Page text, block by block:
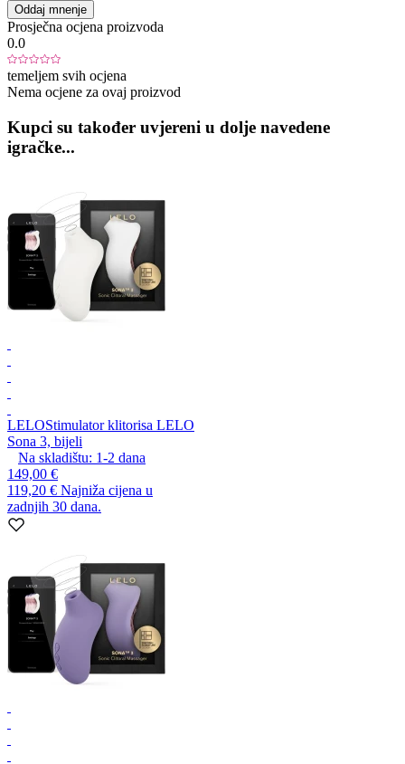
Oddaj mnenje
Prosječna ocjena proizvoda
0.0
temeljem svih ocjena
Nema ocjene za ovaj proizvod
Kupci su također uvjereni u dolje navedene
igračke...
LELOStimulator klitorisa LELO
Sona 3, bijeli
Na skladištu: 1-2 dana
149,00 €
119,20 € Najniža cijena u
zadnjih 30 dana.